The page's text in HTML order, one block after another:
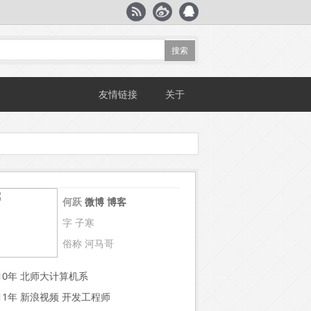
友情链接 关于
何跃 微博 博客
字 子寒
俗称 河马哥
年 北师大计算机系
年 新浪视频 开发工程师